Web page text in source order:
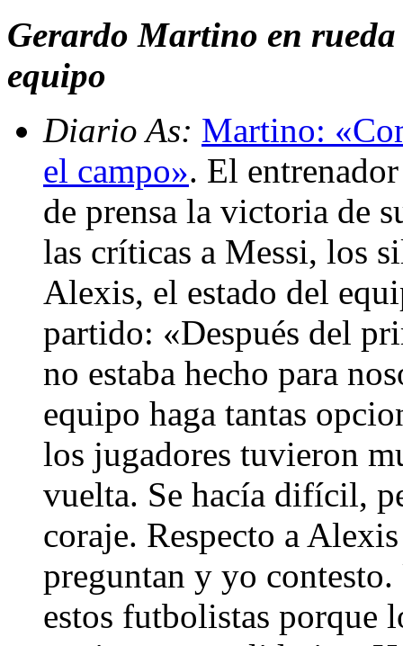
Gerardo Martino en
equipo
Diario As: Martino:
el campo». El
de prensa la victoria de
las críticas a Messi, los
Alexis, el estado del
partido: «Después del
no estaba hecho para
equipo haga tantas
los jugadores tuvieron
vuelta. Se hacía difícil,
coraje. Respecto a
preguntan y yo
estos futbolistas porque